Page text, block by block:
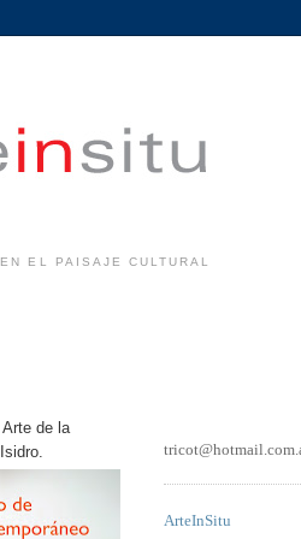
EL PAISAJE CULTURAL
de la
ArteInSitu